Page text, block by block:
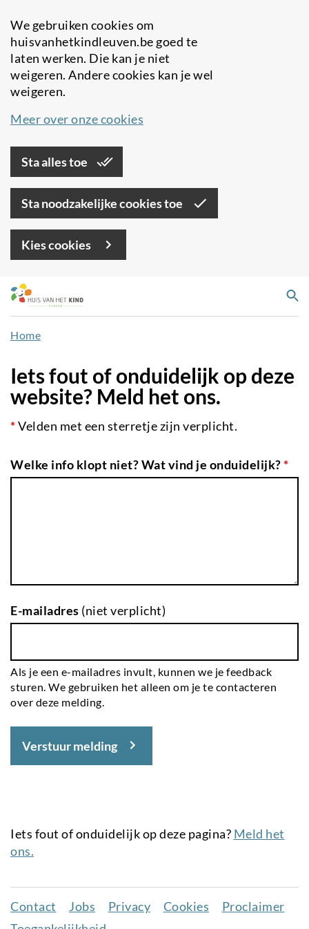
We gebruiken cookies om
huisvanhetkindleuven.be goed te
laten werken. Die kan je niet
weigeren. Andere cookies kan je wel
weigeren.
Meer over onze cookies
Sta alles toe
Sta noodzakelijke cookies toe
Kies cookies
Overslaan
en
naar
de
gaan
Home
Iets fout of onduidelijk op deze
website? Meld het ons.
*Velden met een sterretje zijn verplicht.
Welke info klopt niet? Wat vind je onduidelijk?*
E-mailadres (niet verplicht)
Als je een e-mailadres invult, kunnen we je feedback
sturen. We gebruiken het alleen om je te contacteren
over deze melding.
Verstuur melding
Iets fout of onduidelijk op deze pagina? Meld het
ons.
Juridisch
Contact Jobs Privacy Cookies
Proclaimer